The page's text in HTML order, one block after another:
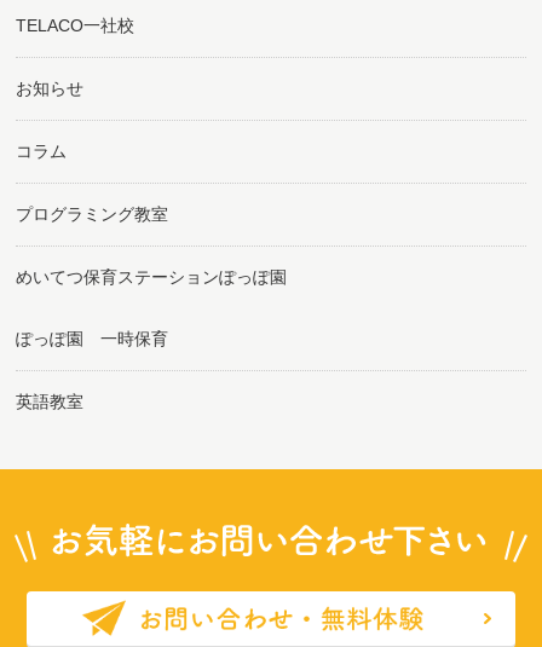
TELACO一社校
お知らせ
コラム
プログラミング教室
めいてつ保育ステーションぽっぽ園
ぽっぽ園 一時保育
英語教室